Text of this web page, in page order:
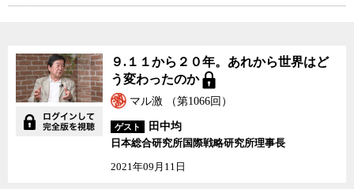
９.１１から２０年。あれから世界はど
う変わったのか
マル激 （第1066回）
ゲスト
田中均
日本総合研究所国際戦略研究所理事長
2021年09月11日